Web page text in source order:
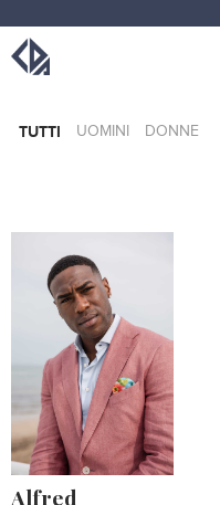
TUTTI UOMINI DONNE
Alfred